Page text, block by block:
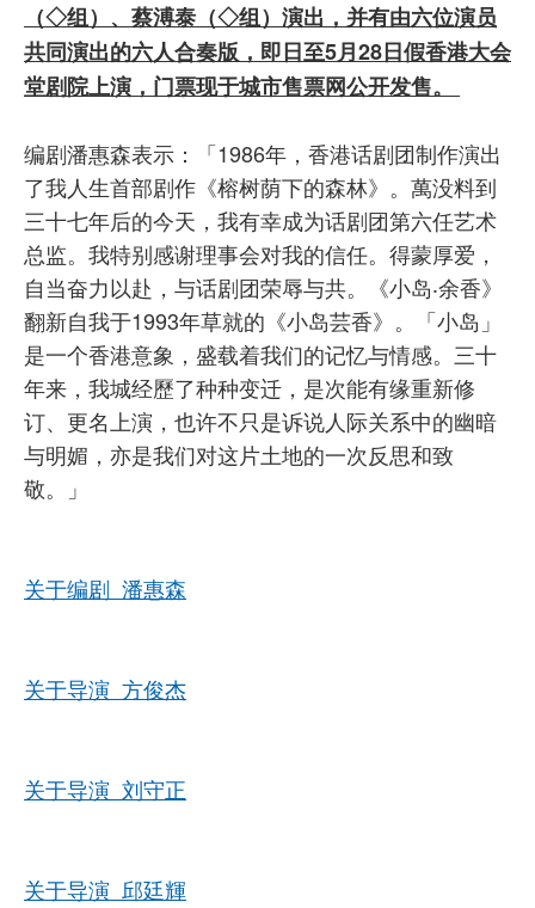
（◇组）、蔡溥泰（◇组）演出，并有由六位演员
共同演出的六人合奏版，即日至5月28日假香港大会
堂剧院上演，门票现于城市售票网公开发售。
编剧潘惠森表示：「1986年，香港话剧团制作演出
了我人生首部剧作《榕树荫下的森林》。萬没料到
三十七年后的今天，我有幸成为话剧团第六任艺术
总监。我特别感谢理事会对我的信任。得蒙厚爱，
自当奋力以赴，与话剧团荣辱与共。《小岛‧余香》
翻新自我于1993年草就的《小岛芸香》。「小岛」
是一个香港意象，盛载着我们的记忆与情感。三十
年来，我城经歷了种种变迁，是次能有缘重新修
订、更名上演，也许不只是诉说人际关系中的幽暗
与明媚，亦是我们对这片土地的一次反思和致
敬。」
关于编剧 潘惠森
关于导演 方俊杰
关于导演 刘守正
关于导演 邱廷輝